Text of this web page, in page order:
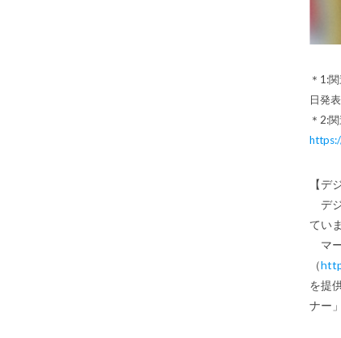
＊1:
日発表
＊2:
【デ
デ
てい
マ
（
を提
ナー